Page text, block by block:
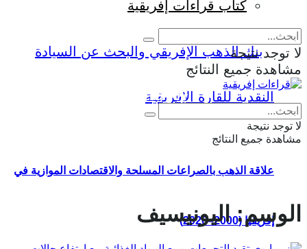
علاقة الذهب بالصراعات المسلحة والاقتصادات الموازية في
إفريقيا (2000–2026)
كتاب قراءات إفريقية
لا توجد نتيجة
مشاهدة جميع النتائج
Eng Fr
لا توجد نتيجة
مشاهدة جميع النتائج
الوسم:اليونيسيف